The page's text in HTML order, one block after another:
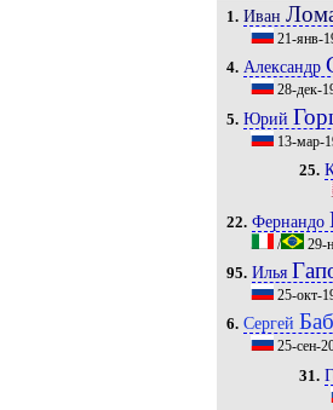
1. Иван
21-янв-
4. Александр
28-дек-
5. Юрий
13-мар-
25.
22. Фернандо
/ 29-
95. Илья
25-окт-
6. Сергей
25-сен-
31.